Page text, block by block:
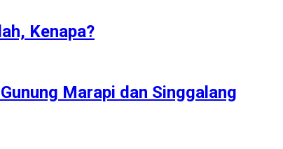
Kenapa?
Marapi dan Singgalang